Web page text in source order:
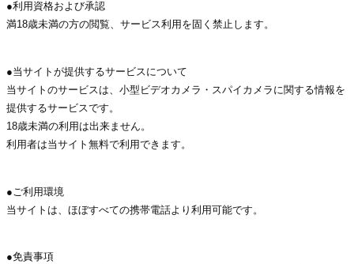
●利用資格および承認
満18歳未満の方の閲覧、サービス利用を固く禁止します。
●当サイトが提供するサービスについて
当サイトのサービスは、小型ビデオカメラ・スパイカメラに関する情報を
提供するサービスです。
18歳未満の利用は出来ません。
利用者は当サイト無料で利用できます。
●ご利用環境
当サイトは、ほぼすべての携帯電話より利用可能です。
●免責事項